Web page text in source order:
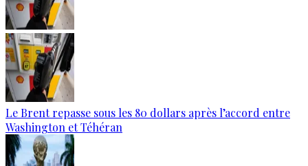
Le Brent repasse sous les 80 dollars après l’accord entre
Washington et Téhéran